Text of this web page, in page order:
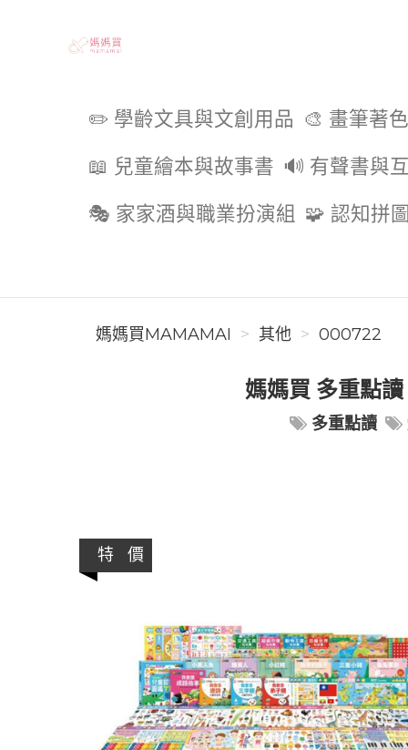
✏️ 學齡文具與文創用品 🎨 畫筆著
📖 兒童繪本與故事書 🔊 有聲書與
🎭 家家酒與職業扮演組 🧩 認知拼
媽媽買MAMAMAI 其他 000722
媽媽買 多重點
多重點讀
特 價